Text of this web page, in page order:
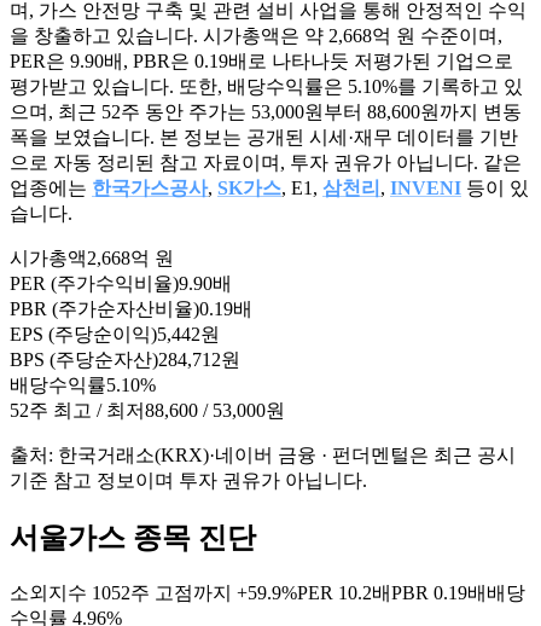
며, 가스 안전망 구축 및 관련 설비 사업을 통해 안정적인 수익
을 창출하고 있습니다. 시가총액은 약 2,668억 원 수준이며,
PER은 9.90배, PBR은 0.19배로 나타나듯 저평가된 기업으로
평가받고 있습니다. 또한, 배당수익률은 5.10%를 기록하고 있
으며, 최근 52주 동안 주가는 53,000원부터 88,600원까지 변동
폭을 보였습니다. 본 정보는 공개된 시세·재무 데이터를 기반
으로 자동 정리된 참고 자료이며, 투자 권유가 아닙니다. 같은
업종에는 한국가스공사, SK가스, E1, 삼천리 , INVENI 등이 있
습니다.
시가총액2,668억 원
PER (주가수익비율)9.90배
PBR (주가순자산비율)0.19배
EPS (주당순이익)5,442원
BPS (주당순자산)284,712원
배당수익률5.10%
52주 최고 / 최저88,600 / 53,000원
출처: 한국거래소(KRX)·네이버 금융 · 펀더멘털은 최근 공시
기준 참고 정보이며 투자 권유가 아닙니다.
서울가스 종목 진단
소외지수 1052주 고점까지 +59.9%PER 10.2배PBR 0.19배 배당
수익률 4.96%